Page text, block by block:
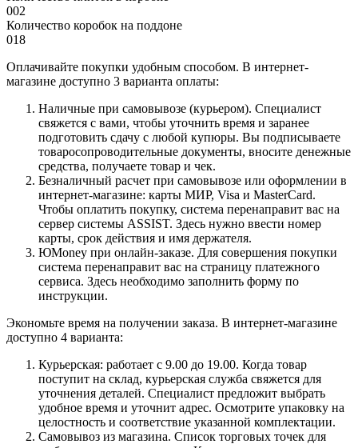
002
Количество коробок на поддоне
018
Оплачивайте покупки удобным способом. В интернет-
магазине доступно 3 варианта оплаты:
Наличные при самовывозе (курьером). Специалист
свяжется с вами, чтобы уточнить время и заранее
подготовить сдачу с любой купюры. Вы подписываете
товаросопроводительные документы, вносите денежные
средства, получаете товар и чек.
Безналичный расчет при самовывозе или оформлении в
интернет-магазине: карты МИР, Visa и MasterCard.
Чтобы оплатить покупку, система перенаправит вас на
сервер системы ASSIST. Здесь нужно ввести номер
карты, срок действия и имя держателя.
ЮMoney при онлайн-заказе. Для совершения покупки
система перенаправит вас на страницу платежного
сервиса. Здесь необходимо заполнить форму по
инструкции.
Экономьте время на получении заказа. В интернет-магазине
доступно 4 варианта:
Курьерская: работает с 9.00 до 19.00. Когда товар
поступит на склад, курьерская служба свяжется для
уточнения деталей. Специалист предложит выбрать
удобное время и уточнит адрес. Осмотрите упаковку на
целостность и соответствие указанной комплектации.
Самовывоз из магазина. Список торговых точек для